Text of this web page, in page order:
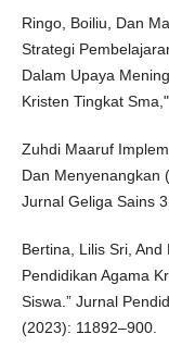
Ringo, Boiliu, Dan
Strategi
Dalam Upaya
Kristen Tingkat
Zuhdi Maaruf
Dan Menyenangkan
Jurnal Geliga Sains
Bertina, Lilis Sri,
Pendidikan Agama
Siswa.” Jurnal
(2023): 11892–900.